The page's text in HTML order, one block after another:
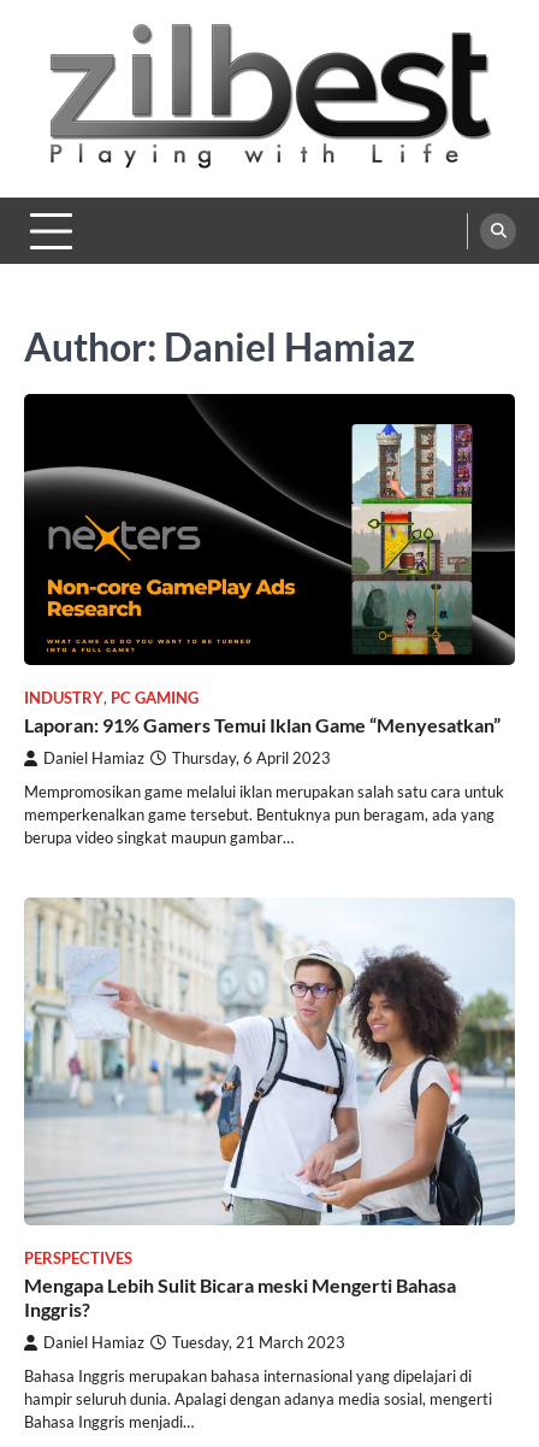
content
Zilbest
Playing with Life
Author: Daniel Hamiaz
INDUSTRY, PC GAMING
Laporan: 91% Gamers Temui Iklan Game “Menyesatkan”
Daniel Hamiaz Thursday, 6 April 2023
Mempromosikan game melalui iklan merupakan salah satu cara untuk
memperkenalkan game tersebut. Bentuknya pun beragam, ada yang
berupa video singkat maupun gambar…
PERSPECTIVES
Mengapa Lebih Sulit Bicara meski Mengerti Bahasa
Inggris?
Daniel Hamiaz Tuesday, 21 March 2023
Bahasa Inggris merupakan bahasa internasional yang dipelajari di
hampir seluruh dunia. Apalagi dengan adanya media sosial, mengerti
Bahasa Inggris menjadi…